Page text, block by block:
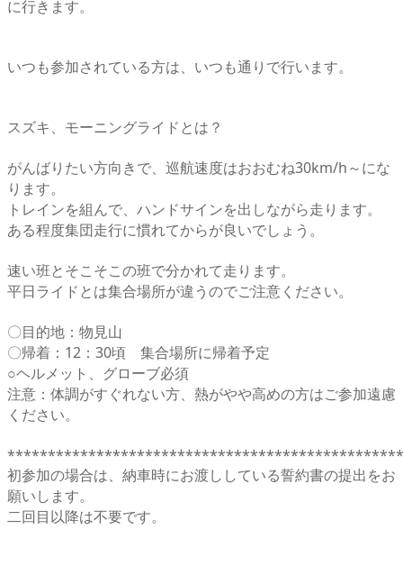
に行きます。
いつも参加されている方は、いつも通りで行います。
スズキ、モーニングライドとは？
がんばりたい方向きで、巡航速度はおおむね30km/h～にな
ります。
トレインを組んで、ハンドサインを出しながら走ります。
ある程度集団走行に慣れてからが良いでしょう。
速い班とそこそこの班で分かれて走ります。
平日ライドとは集合場所が違うのでご注意ください。
〇目的地：物見山
〇帰着：12：30頃 集合場所に帰着予定
○ヘルメット、グローブ必須
注意：体調がすぐれない方、熱がやや高めの方はご参加遠慮
ください。
初参加の場合は、納車時にお渡ししている誓約書の提出をお
願いします。
二回目以降は不要です。